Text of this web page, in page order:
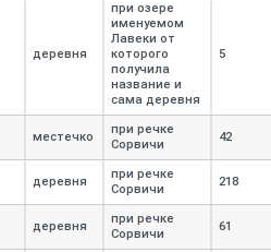
деревня
при озере
именуемом
Лавеки от
которого
получила
название и
сама деревня
5
местечко
при речке
Сорвичи
42
деревня
при речке
Сорвичи
218
деревня
при речке
Сорвичи
61